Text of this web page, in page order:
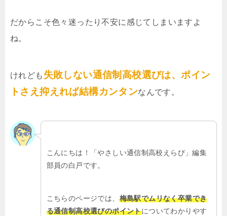
だからこそ色々迷ったり不安に感じてしまいますよ
ね。
けれども 失敗しない通信制高校選びは、ポイン
トさえ抑えれば結構カンタンなんです。
こんにちは！「やさしい通信制高校えらび」編集
部員の白戸です。
こちらのページでは、 梅島駅でムリなく卒業でき
る通信制高校選びのポイントについてわかりやす